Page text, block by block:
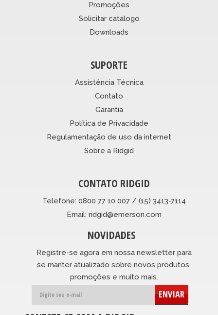
Promoções
Solicitar catálogo
Downloads
SUPORTE
Assistência Técnica
Contato
Garantia
Política de Privacidade
Regulamentação de uso da internet
Sobre a Ridgid
CONTATO RIDGID
Telefone: 0800 77 10 007 / (15) 3413-7114
Email: ridgid@emerson.com
NOVIDADES
Registre-se agora em nossa newsletter para
se manter atualizado sobre novos produtos,
promoções e muito mais.
ENVIAR